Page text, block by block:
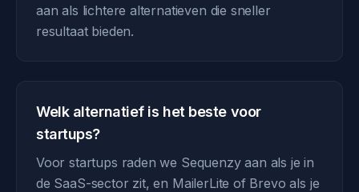
aan als lichtere alternatieven die sneller
resultaat bieden.
Welk alternatief is het beste voor
startups?
Voor startups raden we Sequenzy aan als je in
de SaaS-sector zit, en MailerLite of Brevo als je